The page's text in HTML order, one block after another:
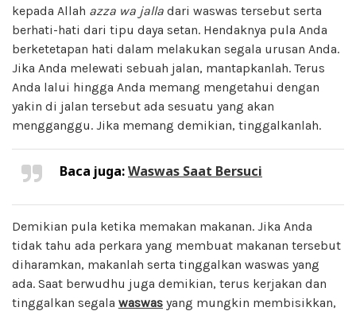
kepada Allah azza wa jalla dari waswas tersebut serta
berhati-hati dari tipu daya setan. Hendaknya pula Anda
berketetapan hati dalam melakukan segala urusan Anda.
Jika Anda melewati sebuah jalan, mantapkanlah. Terus
Anda lalui hingga Anda memang mengetahui dengan
yakin di jalan tersebut ada sesuatu yang akan
mengganggu. Jika memang demikian, tinggalkanlah.
Baca juga:Waswas Saat Bersuci
Demikian pula ketika memakan makanan. Jika Anda
tidak tahu ada perkara yang membuat makanan tersebut
diharamkan, makanlah serta tinggalkan waswas yang
ada. Saat berwudhu juga demikian, terus kerjakan dan
tinggalkan segala waswas yang mungkin membisikkan,